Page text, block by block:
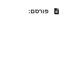
פורסם: